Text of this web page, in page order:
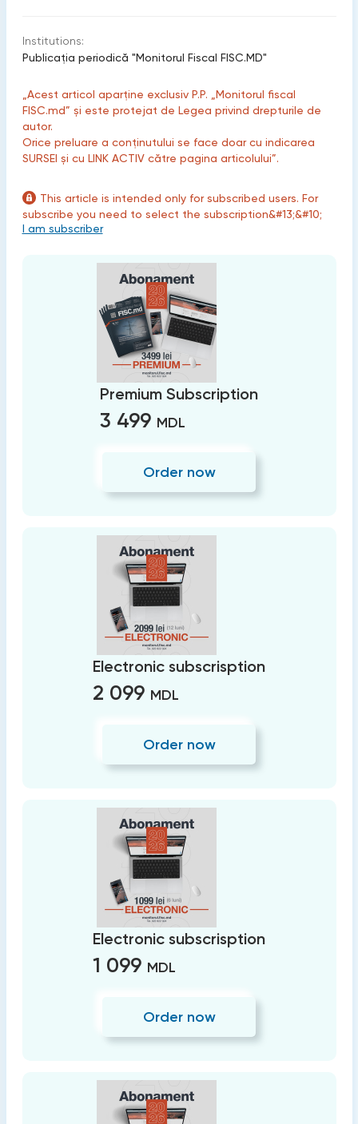
Institutions:
Publicaţia periodică "Monitorul Fiscal FISC.MD"
„Acest articol aparține exclusiv P.P. „Monitorul fiscal
FISC.md” și este protejat de Legea privind drepturile de
autor.
Orice preluare a conținutului se face doar cu indicarea
SURSEI și cu LINK ACTIV către pagina articolului”.
This article is intended only for subscribed users. For
subscribe you need to select the subscription&#13;&#10;
I am subscriber
Premium Subscription
3 499 MDL
Order now
Electronic subscrisption
2 099 MDL
Order now
Electronic subscrisption
1 099 MDL
Order now